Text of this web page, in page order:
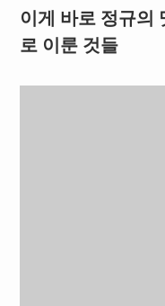
이게 바로 정규의
로 이룬 것들